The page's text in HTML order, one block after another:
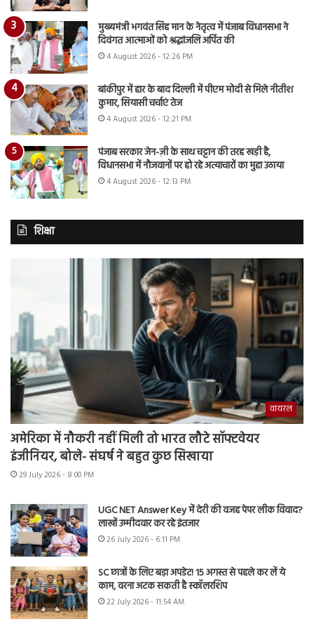
मुख्यमंत्री भगवंत सिंह मान के नेतृत्व में पंजाब विधानसभा ने
दिवंगत आत्माओं को श्रद्धांजलि अर्पित की
4 August 2026 - 12:26 PM
बांकीपुर में हार के बाद दिल्ली में पीएम मोदी से मिले नीतीश
कुमार, सियासी चर्चाएं तेज
4 August 2026 - 12:21 PM
पंजाब सरकार जेन-ज़ी के साथ चट्टान की तरह खड़ी है,
विधानसभा में नौजवानों पर हो रहे अत्याचारों का मुद्दा उठाया
4 August 2026 - 12:13 PM
शिक्षा
वायरल
अमेरिका में नौकरी नहीं मिली तो भारत लौटे सॉफ्टवेयर
इंजीनियर, बोले- संघर्ष ने बहुत कुछ सिखाया
29 July 2026 - 8:00 PM
UGC NET Answer Key में देरी की वजह पेपर लीक विवाद?
लाखों उम्मीदवार कर रहे इंतजार
26 July 2026 - 6:11 PM
SC छात्रों के लिए बड़ा अपडेट! 15 अगस्त से पहले कर लें ये
काम, वरना अटक सकती है स्कॉलरशिप
22 July 2026 - 11:54 AM